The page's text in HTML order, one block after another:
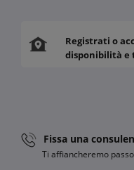
Registrati o
disponibilità e
Fissa una
Ti affiancheremo